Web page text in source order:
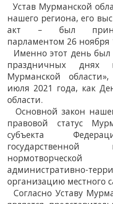
Устав Мурманской
нашего региона, его
акт – был
парламентом 26 ноября
Именно этот день был
праздничных
Мурманской
июля 2021 года, как
области.
Основной закон
правовой статус
субъекта
административно-
организацию местного
Согласно Уставу